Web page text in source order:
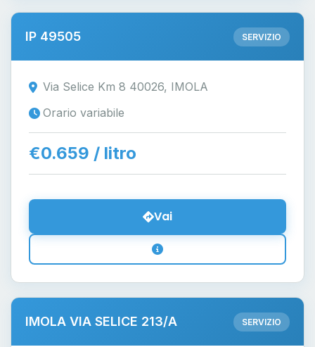
IP 49505 SERVIZIO
Via Selice Km 8 40026, IMOLA
Orario variabile
€0.659 / litro
Vai
IMOLA VIA SELICE 213/A SERVIZIO